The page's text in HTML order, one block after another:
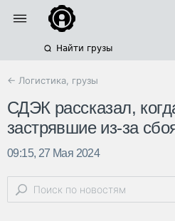
Найти грузы
← Логистика, грузы
СДЭК рассказал,
застрявшие из-за
09:15, 27 Мая 2024